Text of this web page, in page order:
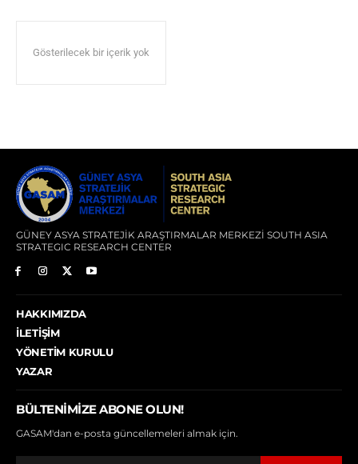
Gösterilecek bir içerik yok
GÜNEY ASYA STRATEJİK ARAŞTIRMALAR MERKEZİ SOUTH ASIA
STRATEGIC RESEARCH CENTER
HAKKIMIZDA
İLETIŞIM
YÖNETIM KURULU
YAZAR
BÜLTENIMIZE ABONE OLUN!
GASAM'dan e-posta güncellemeleri almak için.